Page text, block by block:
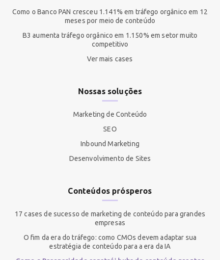
Como o Banco PAN cresceu 1.141% em tráfego orgânico em 12
meses por meio de conteúdo
B3 aumenta tráfego orgânico em 1.150% em setor muito
competitivo
Ver mais cases
Nossas soluções
Marketing de Conteúdo
SEO
Inbound Marketing
Desenvolvimento de Sites
Conteúdos prósperos
17 cases de sucesso de marketing de conteúdo para grandes
empresas
O fim da era do tráfego: como CMOs devem adaptar sua
estratégia de conteúdo para a era da IA